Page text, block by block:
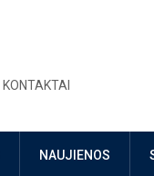
KONTAKTAI
NAUJIENOS